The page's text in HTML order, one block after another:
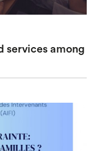
services among